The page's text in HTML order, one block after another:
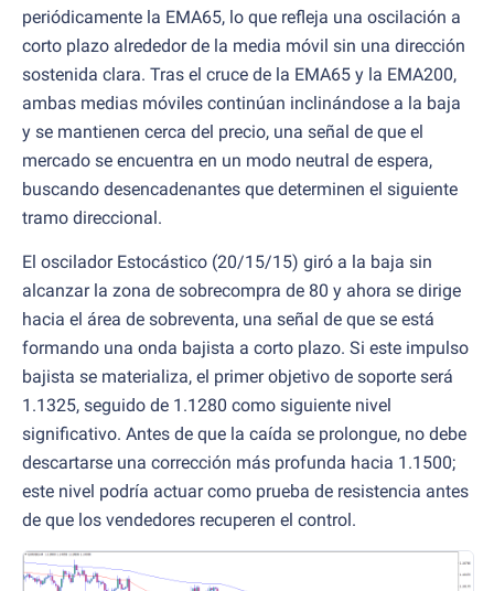
periódicamente la EMA65, lo que refleja una oscilación a
corto plazo alrededor de la media móvil sin una dirección
sostenida clara. Tras el cruce de la EMA65 y la EMA200,
ambas medias móviles continúan inclinándose a la baja
y se mantienen cerca del precio, una señal de que el
mercado se encuentra en un modo neutral de espera,
buscando desencadenantes que determinen el siguiente
tramo direccional.
El oscilador Estocástico (20/15/15) giró a la baja sin
alcanzar la zona de sobrecompra de 80 y ahora se dirige
hacia el área de sobreventa, una señal de que se está
formando una onda bajista a corto plazo. Si este impulso
bajista se materializa, el primer objetivo de soporte será
1.1325, seguido de 1.1280 como siguiente nivel
significativo. Antes de que la caída se prolongue, no debe
descartarse una corrección más profunda hacia 1.1500;
este nivel podría actuar como prueba de resistencia antes
de que los vendedores recuperen el control.